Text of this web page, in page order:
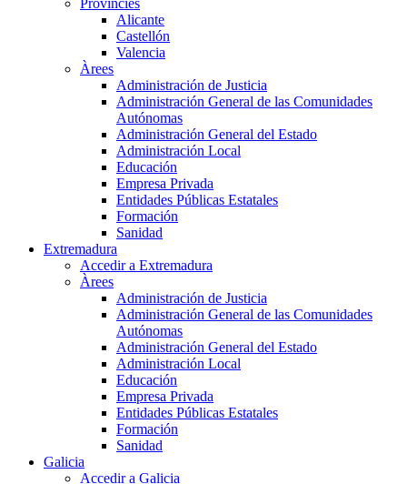
Províncies
Alicante
Castellón
Valencia
Àrees
Administración de Justicia
Administración General de las Comunidades
Autónomas
Administración General del Estado
Administración Local
Educación
Empresa Privada
Entidades Públicas Estatales
Formación
Sanidad
Extremadura
Accedir a Extremadura
Àrees
Administración de Justicia
Administración General de las Comunidades
Autónomas
Administración General del Estado
Administración Local
Educación
Empresa Privada
Entidades Públicas Estatales
Formación
Sanidad
Galicia
Accedir a Galicia